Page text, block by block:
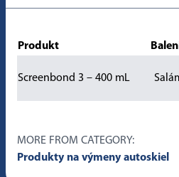
Produkt
Screenbond 3 – 400 mL
MORE FROM CATEGORY:
Produkty na výmeny autoskiel